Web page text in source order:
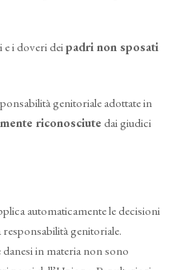
e i doveri deipadri non sposati
genitoriale adottate in
riconosciute dai giudici
automaticamente le decisioni
responsabilità genitoriale.
in materia non sono